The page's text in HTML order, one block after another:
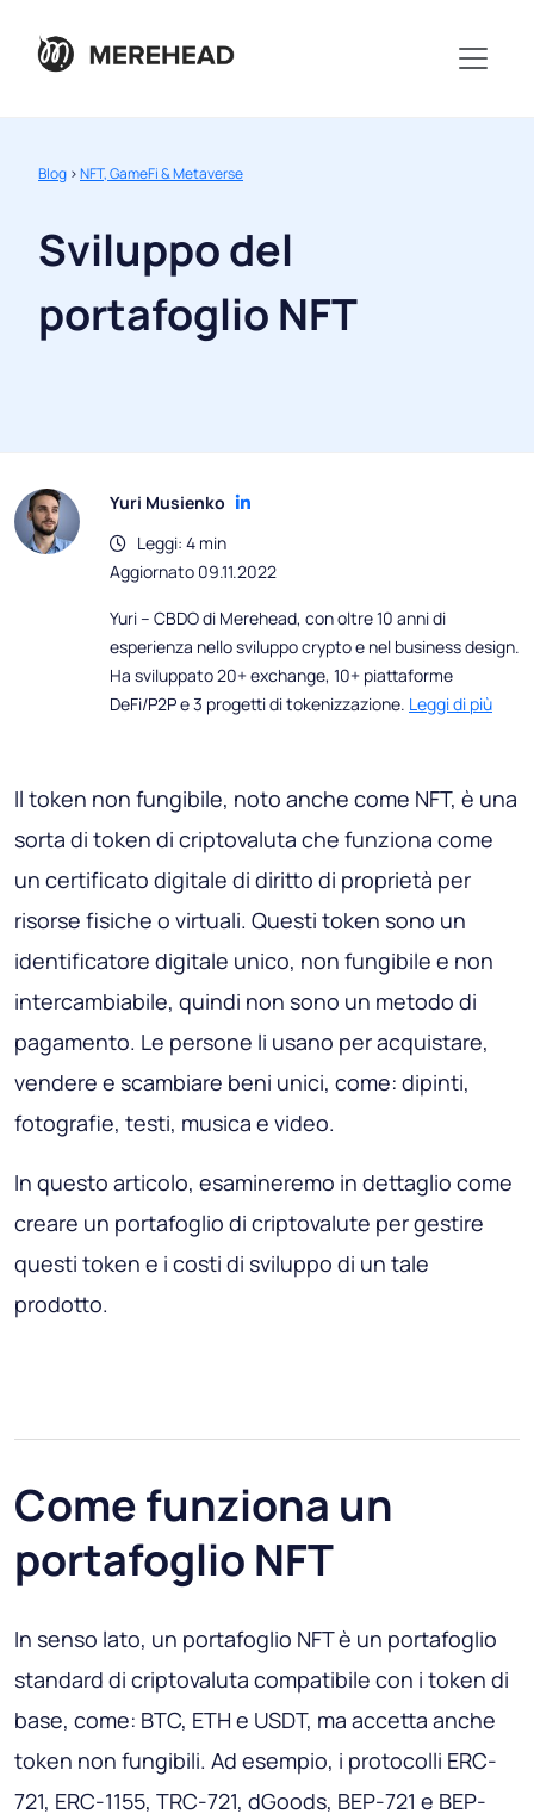
Blog >NFT, GameFi & Metaverse
Sviluppo del
portafoglio NFT
Yuri Musienko
Leggi: 4 min
Aggiornato 09.11.2022
Yuri – CBDO di Merehead, con oltre 10 anni di
esperienza nello sviluppo crypto e nel business design.
Ha sviluppato 20+ exchange, 10+ piattaforme
DeFi/P2P e 3 progetti di tokenizzazione. Leggi di più
Il token non fungibile, noto anche come NFT, è una
sorta di token di criptovaluta che funziona come
un certificato digitale di diritto di proprietà per
risorse fisiche o virtuali. Questi token sono un
identificatore digitale unico, non fungibile e non
intercambiabile, quindi non sono un metodo di
pagamento. Le persone li usano per acquistare,
vendere e scambiare beni unici, come: dipinti,
fotografie, testi, musica e video.
In questo articolo, esamineremo in dettaglio come
creare un portafoglio di criptovalute per gestire
questi token e i costi di sviluppo di un tale
prodotto.
Come funziona un
portafoglio NFT
In senso lato, un portafoglio NFT è un portafoglio
standard di criptovaluta compatibile con i token di
base, come: BTC, ETH e USDT, ma accetta anche
token non fungibili. Ad esempio, i protocolli ERC-
721, ERC-1155, TRC-721, dGoods, BEP-721 e BEP-